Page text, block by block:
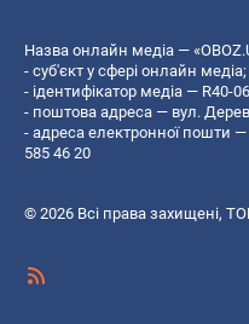
Назва онлайн медіа —
- суб'єкт у сфері онлайн медіа;
- ідентифікатор медіа — R40-
- поштова адреса — вул.
- адреса електронної пошти —
585 46 20
© 2026 Всі права захищені,